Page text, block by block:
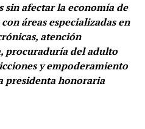
sin afectar la economía de
áreas especializadas en
atención
procuraduría del adulto
y empoderamiento
presidenta honoraria